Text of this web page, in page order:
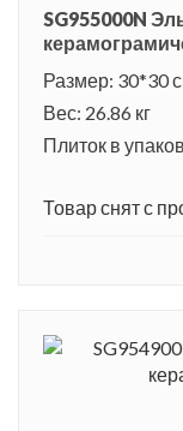
стиле с
ярких примеров
Средневековья.
просторными
напоминает
SG955000N
Размер: 30*30
Вес: 26.86 кг
Плиток в
Товар снят с